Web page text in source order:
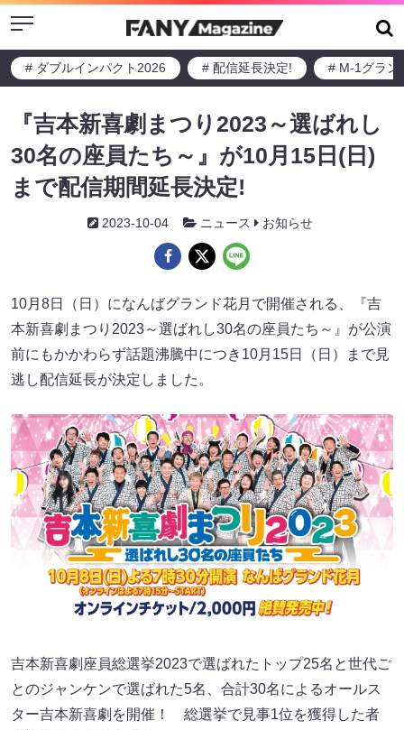
Menu
# ダブルインパクト2026 # 配信延長決定! # M-1グラン
『吉本新喜劇まつり2023～選ばれし
30名の座員たち～』が10月15日(日)
まで配信期間延長決定!
2023-10-04 ニュース お知らせ
10月8日（日）になんばグランド花月で開催される、『吉
本新喜劇まつり2023～選ばれし30名の座員たち～』が公演
前にもかかわらず話題沸騰中につき10月15日（日）まで見
逃し配信延長が決定しました。
吉本新喜劇座員総選挙2023で選ばれたトップ25名と世代ご
とのジャンケンで選ばれた5名、合計30名によるオールス
ター吉本新喜劇を開催！ 総選挙で見事1位を獲得した者